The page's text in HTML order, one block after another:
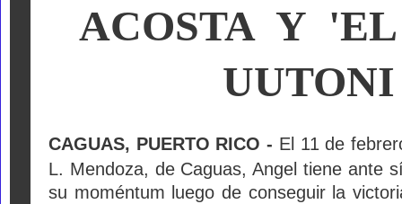
ACOSTA Y
UUTONI
CAGUAS, PUERTO RICO - El 11 de
L. Mendoza, de Caguas, Angel tiene ante
su moméntum luego de conseguir la